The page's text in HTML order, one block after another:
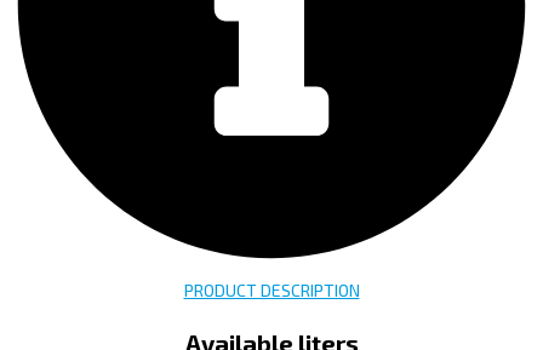
PRODUCT DESCRIPTION
Available liters